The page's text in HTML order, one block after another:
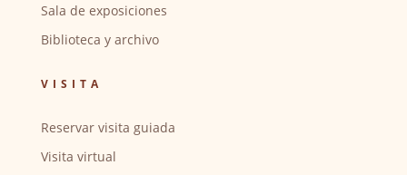
Sala de exposiciones
Biblioteca y archivo
VISITA
Reservar visita guiada
Visita virtual